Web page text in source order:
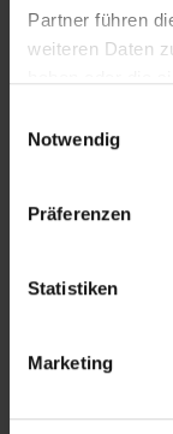
Partner führen
weiteren Daten
Notwendig
Präferenzen
Statistiken
Marketing
182,00 €